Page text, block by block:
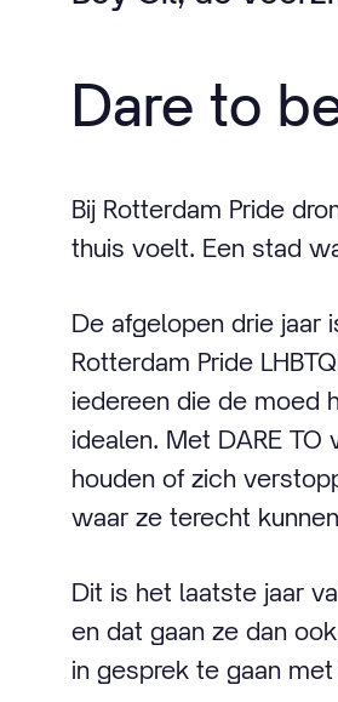
Dare to
Bij Rotterdam Pride
thuis voelt. Een stad
De afgelopen drie jaar
Rotterdam Pride
iedereen die de moed
idealen. Met DARE
houden of zich
waar ze terecht
Dit is het laatste jaar
en dat gaan ze dan
in gesprek te gaan